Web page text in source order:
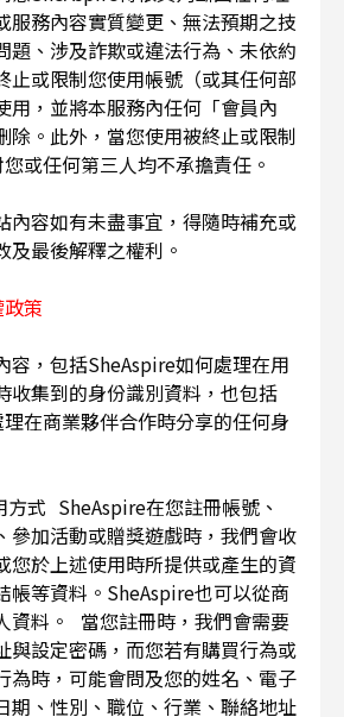
服務內容實質變更、無法預期之技
題、涉及詐欺或違法行為、未依約
止或限制您使用帳號（或其任何部
用，並將本服務內任何「會員內
除。此外，當您使用被終止或限制
或任何第三人均不承擔責任。
內容如有未盡事宜，得隨時補充或
及最後解釋之權利。
策
容，包括SheAspire如何處理在用
收集到的身份識別資料，也包括
在商業夥伴合作時分享的任何身
方式 SheAspire在您註冊帳號、
參加活動或贈獎遊戲時，我們會收
您於上述使用時所提供或產生的資
帳等資料。SheAspire也可以從商
資料。 當您註冊時，我們會需要
與設定密碼，而您若有購買行為或
為時，可能會問及您的姓名、電子
期、性別、職位、行業、聯絡地址